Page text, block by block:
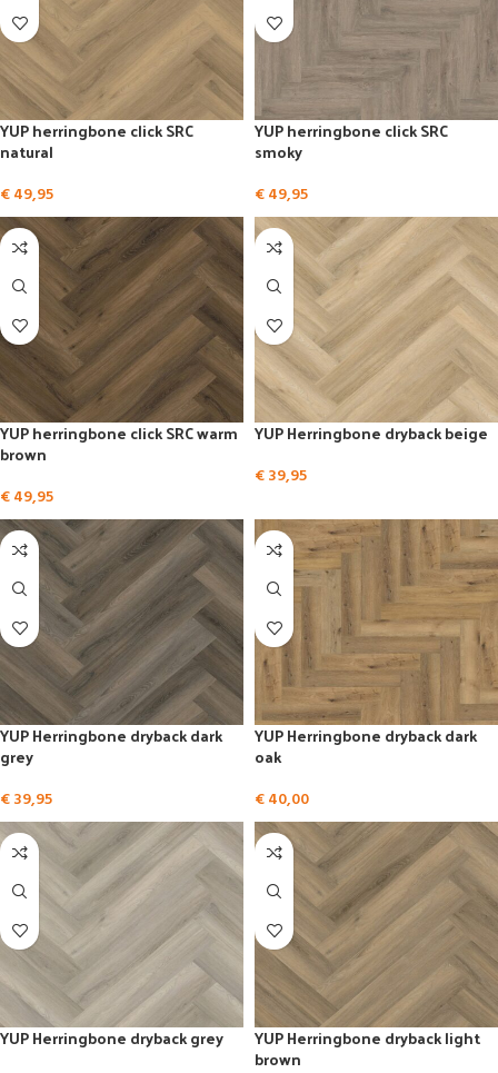
YUP herringbone click SRC
natural
€49,95
YUP herringbone click SRC
smoky
€49,95
YUP herringbone click SRC warm
brown
€49,95
YUP Herringbone dryback beige
€39,95
YUP Herringbone dryback dark
grey
€39,95
YUP Herringbone dryback dark
oak
€40,00
YUP Herringbone dryback grey YUP Herringbone dryback light
brown